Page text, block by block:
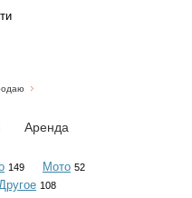
Аренда
149 Мото 52
108